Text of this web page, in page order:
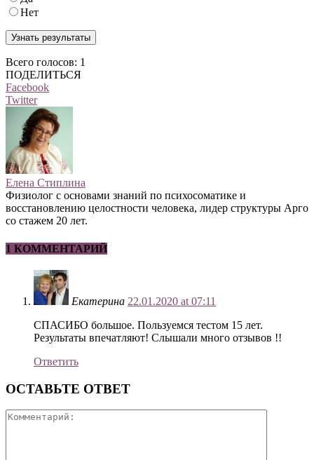
Нет
Всего голосов: 1
ПОДЕЛИТЬСЯ
Facebook
Twitter
Елена Стиплина
Физиолог с основами знаний по психосоматике и
восстановлению целостности человека, лидер структуры Арго
со стажем 20 лет.
1 КОММЕНТАРИЙ
Екатерина 22.01.2020 at 07:11
СПАСИБО большое. Пользуемся тестом 15 лет.
Результаты впечатляют! Слышали много отзывов !!
Ответить
ОСТАВЬТЕ ОТВЕТ